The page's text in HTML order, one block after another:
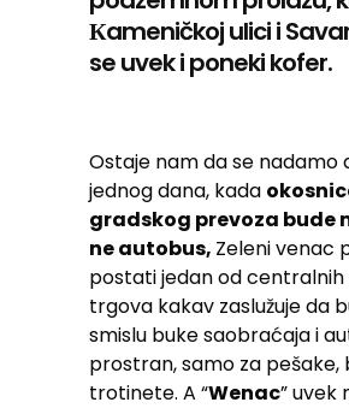
Кameničkoj ulici i
se uvek i poneki kofer.
Ostaje nam da se nadamo
jednog dana, kada
gradskog prevoza bude
ne autobus, Zeleni venac
postati jedan od centralnih
trgova kakav zaslužuje da
smislu buke saobraćaja i
prostran, samo za pešake,
trotinete. A “Wenac” uvek